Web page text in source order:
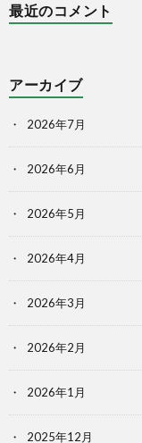
最近のコメント
アーカイブ
2026年7月
2026年6月
2026年5月
2026年4月
2026年3月
2026年2月
2026年1月
2025年12月